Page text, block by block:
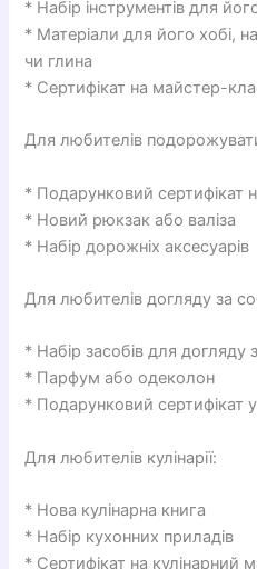
* Набір інструментів для
* Матеріали для його хобі,
чи глина
* Сертифікат на майстер-
Для любителів
* Подарунковий сертифікат
* Новий рюкзак або валіза
* Набір дорожніх аксесуарів
Для любителів догляду за
* Набір засобів для
* Парфум або одеколон
* Подарунковий сертифікат
Для любителів кулінарії:
* Нова кулінарна книга
* Набір кухонних приладів
* Сертифікат на кулінарний